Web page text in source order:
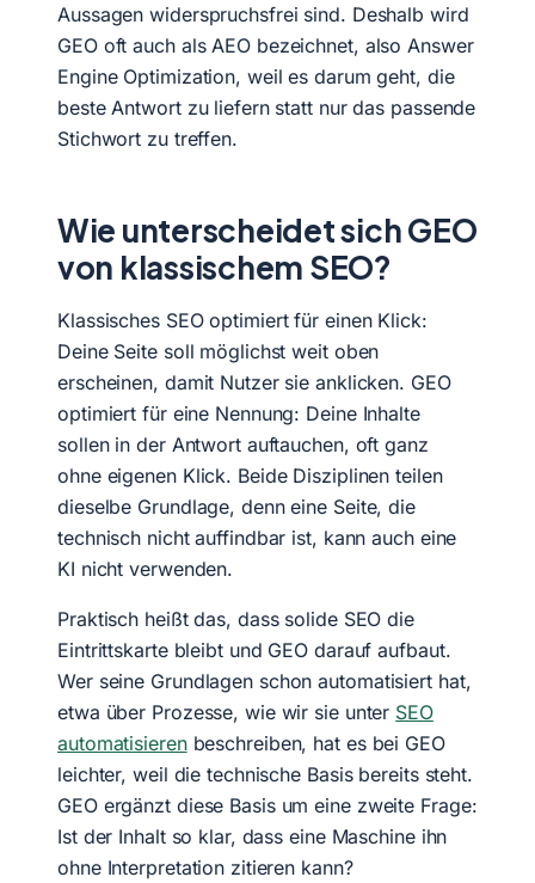
Aussagen widerspruchsfrei sind. Deshalb wird
GEO oft auch als AEO bezeichnet, also Answer
Engine Optimization, weil es darum geht, die
beste Antwort zu liefern statt nur das passende
Stichwort zu treffen.
Wie unterscheidet sich GEO
von klassischem SEO?
Klassisches SEO optimiert für einen Klick:
Deine Seite soll möglichst weit oben
erscheinen, damit Nutzer sie anklicken. GEO
optimiert für eine Nennung: Deine Inhalte
sollen in der Antwort auftauchen, oft ganz
ohne eigenen Klick. Beide Disziplinen teilen
dieselbe Grundlage, denn eine Seite, die
technisch nicht auffindbar ist, kann auch eine
KI nicht verwenden.
Praktisch heißt das, dass solide SEO die
Eintrittskarte bleibt und GEO darauf aufbaut.
Wer seine Grundlagen schon automatisiert hat,
etwa über Prozesse, wie wir sie unter SEO
automatisierenbeschreiben, hat es bei GEO
leichter, weil die technische Basis bereits steht.
GEO ergänzt diese Basis um eine zweite Frage:
Ist der Inhalt so klar, dass eine Maschine ihn
ohne Interpretation zitieren kann?